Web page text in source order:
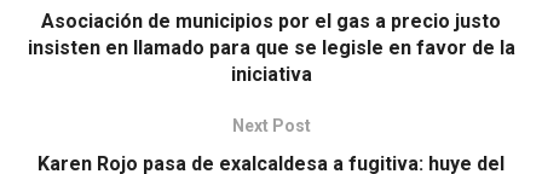
Asociación de municipios por el gas a precio justo
insisten en llamado para que se legisle en favor de la
iniciativa
Next Post
Karen Rojo pasa de exalcaldesa a fugitiva: huye del